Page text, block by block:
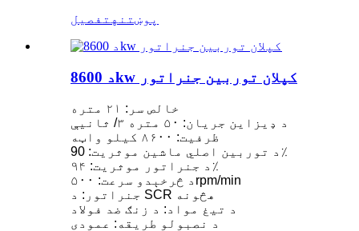
پوښتنه تفصیل
د 8600kw کپلان توربین جنراتور
خالص سر: ۲۱ متره
د ډیزاین جریان: ۵۰ متره ۳/ ثانیې
ظرفیت: ۸۶۰۰ کیلو واټه
د توربین اصلي ماشین موثریت: 90٪
د جنراتور موثریت: ۹۴٪
د څرخېدو سرعت: ۵۰۰rpm/min
جنراتور: د SCR هڅونه
د تیغ مواد: د زنګ ضد فولاد
د نصبولو طریقه: عمودی